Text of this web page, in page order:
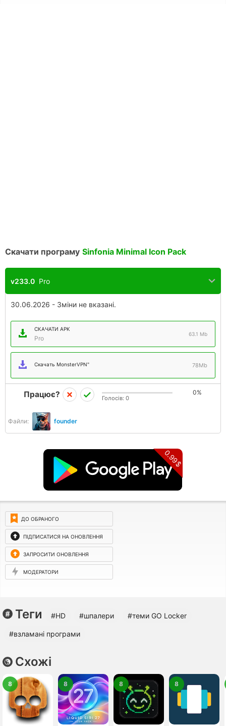
Скачати програму Sinfonia Minimal Icon Pack
v233.0 Pro
30.06.2026 - Зміни не вказані.
СКАЧАТИ APK
Pro
63.1 Mb
Скачать MonsterVPN" 78Mb
Файли: founder
Працює? 0%
Голосів: 0
0.99$
ДО ОБРАНОГО
ПІДПИСАТИСЯ НА ОНОВЛЕННЯ
ЗАПРОСИТИ ОНОВЛЕННЯ
МОДЕРАТОРИ
Теги #HD #шпалери #теми GO Locker
#взламані програми
Схожі
8 8 8 8